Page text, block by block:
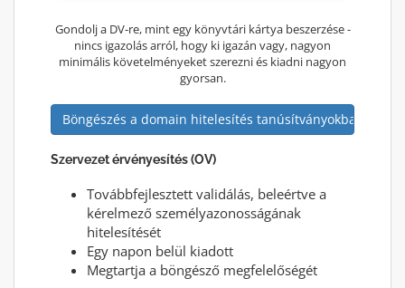
Gondolj a DV-re, mint egy könyvtári kártya beszerzése -
nincs igazolás arról, hogy ki igazán vagy, nagyon
minimális követelményeket szerezni és kiadni nagyon
gyorsan.
Böngészés a domain hitelesítés tanúsítványokban
Szervezet érvényesítés (OV)
Továbbfejlesztett validálás, beleértve a
kérelmező személyazonosságának
hitelesítését
Egy napon belül kiadott
Megtartja a böngésző megfelelőségét